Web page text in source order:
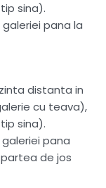
sina).
pana la
distanta in
cu teava),
sina).
pana
de jos